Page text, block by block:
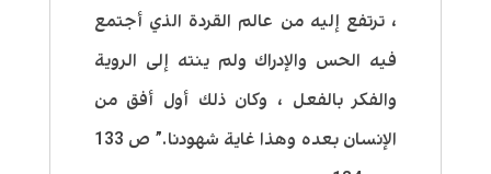
، ترتفع إليه من عالم القردة الذي أجتمع
فيه الحس والإدراك ولم ينته إلى الروية
والفكر بالفعل ، وكان ذلك أول أفق من
الإنسان بعده وهذا غاية شهودنا.” ص 133